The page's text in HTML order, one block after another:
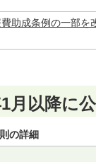
助成条例の一部
月以降に
の詳細